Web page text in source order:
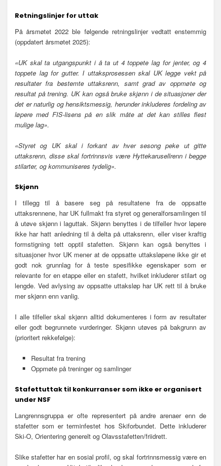
Retningslinjer for uttak
På årsmøtet 2022 ble følgende retningslinjer vedtatt enstemmig
(oppdatert årsmøtet 2025):
«UK skal ta utgangspunkt i å ta ut 4 toppete lag for jenter, og 4
toppete lag for gutter. I uttaksprosessen skal UK legge vekt på
resultater fra bestemte uttaksrenn, samt grad av oppmøte og
resultat på trening. UK kan også bruke skjønn i de situasjoner der
det er naturlig og hensiktsmessig, herunder inkluderes fordeling av
løpere med FIS-lisens på en slik måte at det kan stilles flest
mulige lag».
«Styret og UK skal i forkant av hver sesong peke ut gitte
uttaksrenn, disse skal fortrinnsvis være Hyttekarusellrenn i begge
stilarter, og kommuniseres tydelig».
Skjønn
I tillegg til å basere seg på resultatene fra de oppsatte
uttaksrennene, har UK fullmakt fra styret og generalforsamlingen til
å utøve skjønn i laguttak. Skjønn benyttes i de tilfeller hvor løpere
ikke har hatt anledning til å delta på uttaksrenn, eller viser kraftig
formstigning tett opptil stafetten. Skjønn kan også benyttes i
situasjoner hvor UK mener at de oppsatte uttaksløpene ikke gir et
godt nok grunnlag for å teste spesifikke egenskaper som er
relevante for en etappe eller en stafett, hvilket inkluderer stilart og
lengde. Ved avlysing av oppsatte uttaksløp har UK rett til å bruke
mer skjønn enn vanlig.
I alle tilfeller skal skjønn alltid dokumenteres i form av resultater
eller godt begrunnete vurderinger. Skjønn utøves på bakgrunn av
(prioritert rekkefølge):
Resultat fra trening
Oppmøte på treninger og samlinger
Stafettuttak til konkurranser som ikke er organisert
under NSF
Langrennsgruppa er ofte representert på andre arenaer enn de
stafetter som er terminfestet hos Skiforbundet. Dette inkluderer
Ski-O, Orientering generelt og Olavsstafetten/friidrett.
Slike stafetter har en sosial profil, og skal fortrinnsmessig være en